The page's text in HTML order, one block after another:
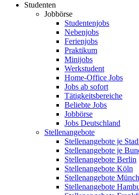
Studenten
Jobbörse
Studentenjobs
Nebenjobs
Ferienjobs
Praktikum
Minijobs
Werkstudent
Home-Office Jobs
Jobs ab sofort
Tätigkeitsbereiche
Beliebte Jobs
Jobbörse
Jobs Deutschland
Stellenangebote
Stellenangebote je
Stellenangebote je
Stellenangebote Berlin
Stellenangebote Köln
Stellenangebote
Stellenangebote